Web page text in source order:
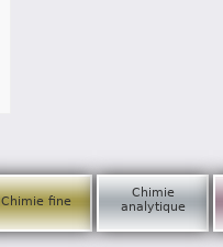
Chimie fine
Chimie
analytique